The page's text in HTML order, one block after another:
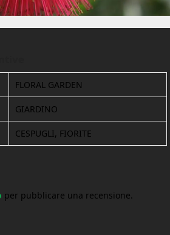
FLORAL GARDEN
GIARDINO
CESPUGLI, FIORITE
per pubblicare una recensione.